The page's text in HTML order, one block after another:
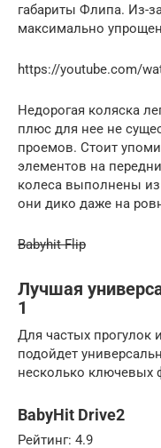
габариты Флипа. Из-
максимально
https://youtube.com/
Недорогая коляска
плюс для нее не
проемов. Стоит
элементов на
колеса выполнены
они дико даже на
Babyhit Flip
Лучшая
1
Для частых прогулок
подойдет
несколько ключевых
BabyHit Drive2
Рейтинг: 4.9